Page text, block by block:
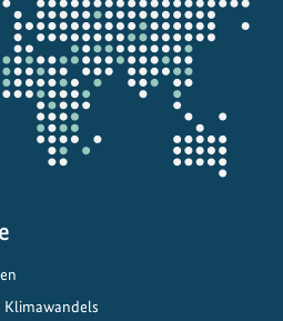
c
h
e
V
e
t
Klimawandels